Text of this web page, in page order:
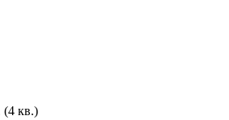
(4 кв.)